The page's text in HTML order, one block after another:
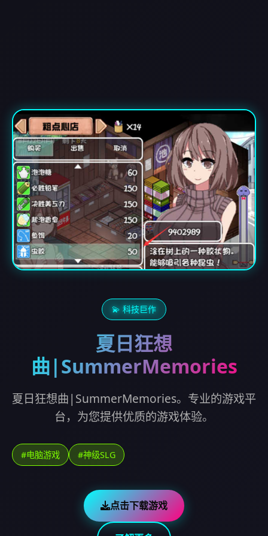
💫 科技巨作
夏日狂想
曲|SummerMemories
夏日狂想曲|SummerMemories。专业的游戏平
台，为您提供优质的游戏体验。
#电脑游戏 #神级SLG
点击下载游戏